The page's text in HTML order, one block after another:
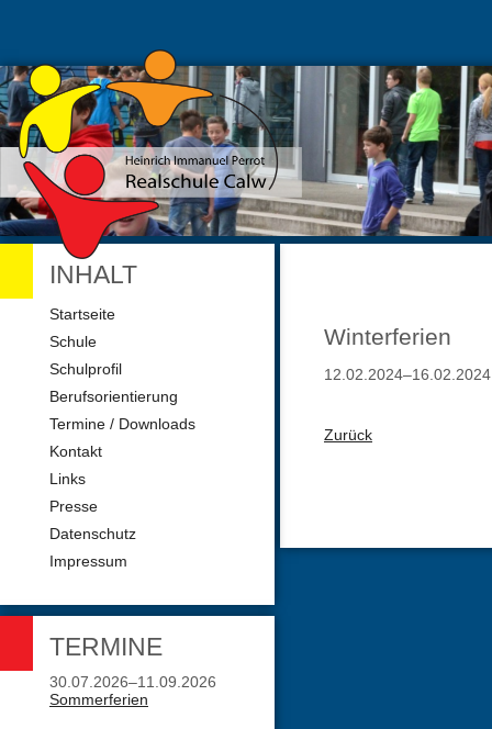
Winterferien
12.02.2024–16.02.2024
Zurück
INHALT
Navigation
Startseite
Schule
Schulprofil
Berufsorientierung
Termine / Downloads
Kontakt
Links
Presse
Datenschutz
Impressum
TERMINE
30.07.2026–11.09.2026
Sommerferien